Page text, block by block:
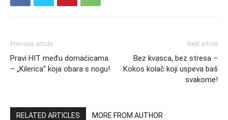
Previous article
Pravi HIT među domaćicama
– „Kilerica“ koja obara s nogu!
Next article
Bez kvasca, bez stresa –
Kokos kolač koji uspeva baš
svakome!
RELATED ARTICLES MORE FROM AUTHOR